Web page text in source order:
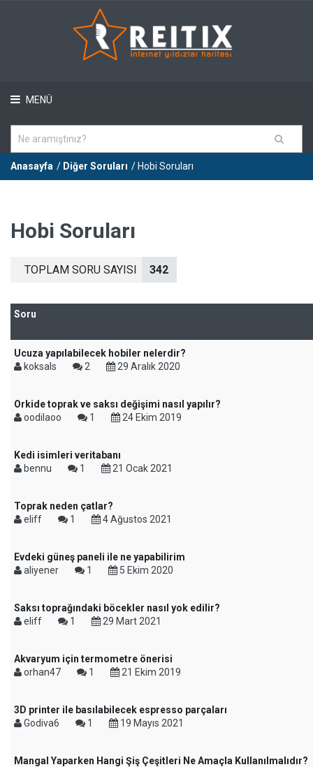
MENÜ
Anasayfa / Diğer Soruları / Hobi Soruları
Hobi Soruları
TOPLAM SORU SAYISI 342
Soru
Ucuza yapılabilecek hobiler nelerdir?
koksals
2 29 Aralık 2020
Orkide toprak ve saksı değişimi nasıl yapılır?
oodilaoo
1 24 Ekim 2019
Kedi isimleri veritabanı
bennu
1 21 Ocak 2021
Toprak neden çatlar?
eliff
1 4 Ağustos 2021
Evdeki güneş paneli ile ne yapabilirim
aliyener
1 5 Ekim 2020
Saksı toprağındaki böcekler nasıl yok edilir?
eliff
1 29 Mart 2021
Akvaryum için termometre önerisi
orhan47
1 21 Ekim 2019
3D printer ile basılabilecek espresso parçaları
Godiva6
1 19 Mayıs 2021
Mangal Yaparken Hangi Şiş Çeşitleri Ne Amaçla Kullanılmalıdır?